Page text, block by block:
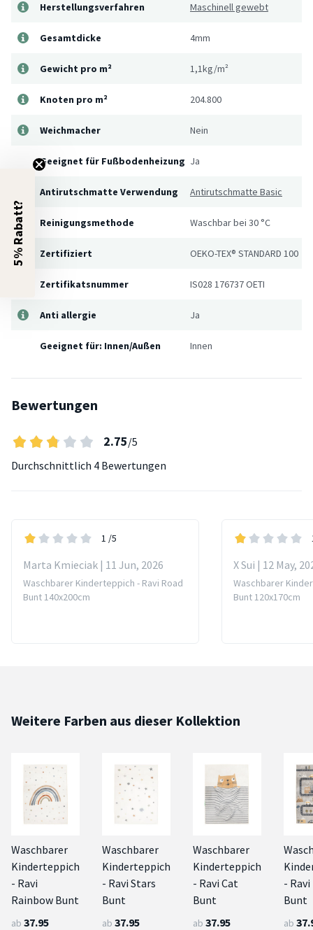
Herstellungsverfahren Maschinell gewebt
Gesamtdicke 4mm
Gewicht pro m² 1,1kg/m²
Knoten pro m² 204.800
Weichmacher Nein
Geeignet für Fußbodenheizung Ja
Antirutschmatte Verwendung Antirutschmatte Basic
Reinigungsmethode Waschbar bei 30 °C
Zertifiziert OEKO-TEX® STANDARD 100
Zertifikatsnummer IS028 176737 OETI
Anti allergie Ja
Geeignet für: Innen/Außen Innen
Bewertungen
2.75/5
Durchschnittlich 4 Bewertungen
1 /5
Marta Kmieciak | 11 Jun, 2026
Waschbarer Kinderteppich - Ravi Road
Bunt 140x200cm
X Sui | 12 May,
Waschbarer
Bunt 120x170cm
Weitere Farben aus dieser Kollektion
Waschbarer
Kinderteppich
- Ravi
Rainbow Bunt
ab 37.95
Waschbarer
Kinderteppich
- Ravi Stars
Bunt
ab 37.95
Waschbarer
Kinderteppich
- Ravi Cat
Bunt
ab 37.95
-
Bunt
ab
5% Rabatt?